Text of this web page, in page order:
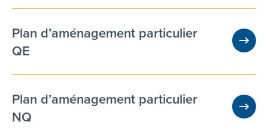
Plan d’aménagement particulier
QE
Plan d’aménagement particulier
NQ